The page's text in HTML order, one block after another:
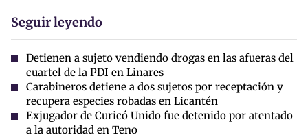
Seguir leyendo
Detienen a sujeto vendiendo drogas en las afueras del
cuartel de la PDI en Linares
Carabineros detiene a dos sujetos por receptación y
recupera especies robadas en Licantén
Exjugador de Curicó Unido fue detenido por atentado
a la autoridad en Teno